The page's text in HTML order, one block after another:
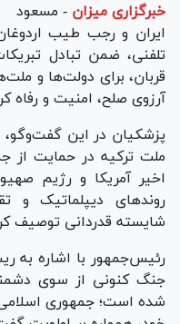
خبرگزاری میزان - مسعود
ایران و رجب طیب
تلفنی، ضمن تبادل
قربان، برای دولت‌ها و
آرزوی صلح، امنیت و رفاه
پزشکیان در این گفت‌و‌گو،
ملت ترکیه در حمایت از
اخیر آمریکا و رژیم
روند‌های دیپلماتیک و
شایسته قدردانی توصیف
رئیس‌جمهور با اشاره به
جنگ کنونی از سوی
شده است؛ جمهوری اسلامی